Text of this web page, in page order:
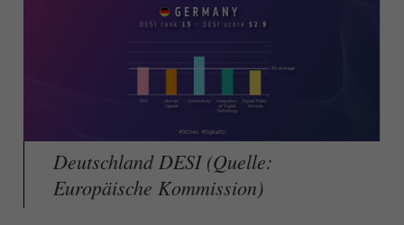
Deutschland DESI (Quelle:
Europäische Kommission)